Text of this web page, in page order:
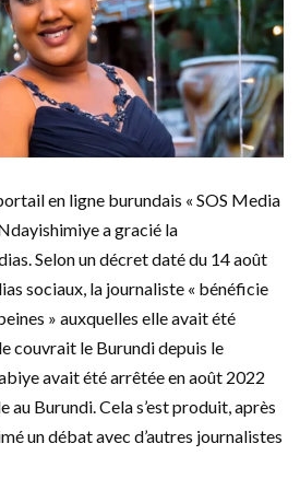
en ligne burundais « SOS Media
a gracié la
Selon un décret daté du 14 août
sociaux, la journaliste « bénéficie
» auxquelles elle avait été
couvrait le Burundi depuis le
avait été arrêtée en août 2022
au Burundi. Cela s’est produit, après
un débat avec d’autres journalistes